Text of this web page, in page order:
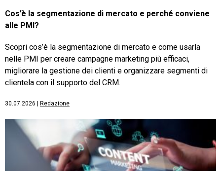
Cos’è la segmentazione di mercato e perché conviene
alle PMI?
Scopri cos’è la segmentazione di mercato e come usarla
nelle PMI per creare campagne marketing più efficaci,
migliorare la gestione dei clienti e organizzare segmenti di
clientela con il supporto del CRM.
30.07.2026 Redazione